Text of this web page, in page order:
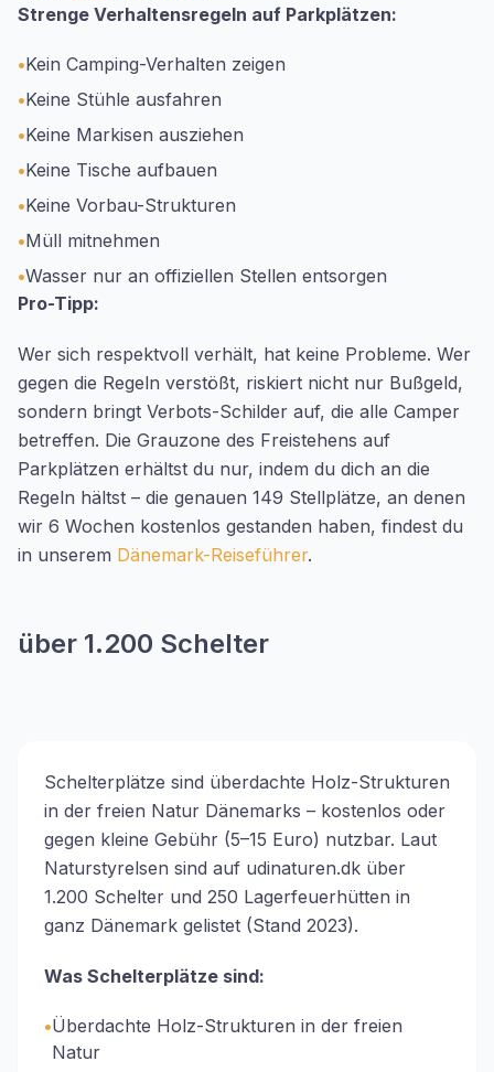
Strenge Verhaltensregeln auf Parkplätzen:
•Kein Camping-Verhalten zeigen
•Keine Stühle ausfahren
•Keine Markisen ausziehen
•Keine Tische aufbauen
•Keine Vorbau-Strukturen
•Müll mitnehmen
•Wasser nur an offiziellen Stellen entsorgen
Pro-Tipp:
Wer sich respektvoll verhält, hat keine Probleme. Wer
gegen die Regeln verstößt, riskiert nicht nur Bußgeld,
sondern bringt Verbots-Schilder auf, die alle Camper
betreffen. Die Grauzone des Freistehens auf
Parkplätzen erhältst du nur, indem du dich an die
Regeln hältst – die genauen 149 Stellplätze, an denen
wir 6 Wochen kostenlos gestanden haben, findest du
in unserem Dänemark-Reiseführer.
über 1.200 Schelter
Schelterplätze sind überdachte Holz-Strukturen
in der freien Natur Dänemarks – kostenlos oder
gegen kleine Gebühr (5–15 Euro) nutzbar. Laut
Naturstyrelsen sind auf udinaturen.dk über
1.200 Schelter und 250 Lagerfeuerhütten in
ganz Dänemark gelistet (Stand 2023).
Was Schelterplätze sind:
•Überdachte Holz-Strukturen in der freien
Natur